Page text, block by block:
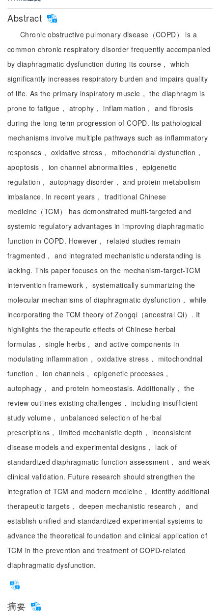
Abstract
Chronic obstructive pulmonary disease（COPD） is a
common chronic respiratory disorder frequently accompanied
by diaphragmatic dysfunction during its course， which
significantly increases respiratory burden and impairs quality
of life. As the primary inspiratory muscle， the diaphragm is
prone to fatigue， atrophy， inflammation， and fibrosis
during the long-term progression of COPD. Its pathological
mechanisms involve multiple pathways such as inflammatory
responses， oxidative stress， mitochondrial dysfunction，
apoptosis， ion channel abnormalities， epigenetic
regulation， autophagy disorder， and protein metabolism
imbalance. In recent years， traditional Chinese
medicine（TCM） has demonstrated multi-targeted and
systemic regulatory advantages in improving diaphragmatic
function in COPD. However， related studies remain
fragmented， and integrated mechanistic understanding is
lacking. This paper focuses on the mechanism-target-TCM
intervention framework， systematically summarizing the
molecular mechanisms of diaphragmatic dysfunction， while
incorporating the TCM theory of Zongqi（ancestral Qi）. It
highlights the therapeutic effects of Chinese herbal
formulas， single herbs， and active components in
modulating inflammation， oxidative stress， mitochondrial
function， ion channels， epigenetic processes，
autophagy， and protein homeostasis. Additionally， the
review outlines existing challenges， including insufficient
study volume， unbalanced selection of herbal
prescriptions， limited mechanistic depth， inconsistent
disease models and experimental designs， lack of
standardized diaphragmatic function assessment， and weak
clinical validation. Future research should strengthen the
integration of TCM and modern medicine， identify additional
therapeutic targets， deepen mechanistic research， and
establish unified and standardized experimental systems to
advance the theoretical foundation and clinical application of
TCM in the prevention and treatment of COPD-related
diaphragmatic dysfunction.
摘要